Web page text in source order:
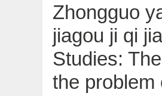
Zhongguo
jiagou ji qi
Studies:
the problem